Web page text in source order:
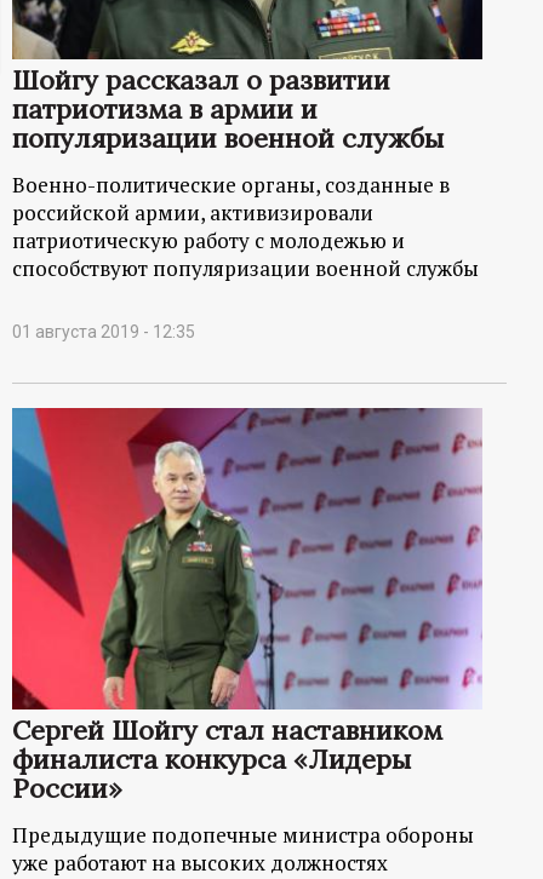
а
ц
и
о
н
н
ы
й
п
о
т
а
л
Шойгу рассказал о развитии
патриотизма в армии и
популяризации военной службы
Военно-политические органы, созданные в
российской армии, активизировали
патриотическую работу с молодежью и
способствуют популяризации военной службы
01 августа 2019 - 12:35
Сергей Шойгу стал наставником
финалиста конкурса «Лидеры
России»
Предыдущие подопечные министра обороны
уже работают на высоких должностях